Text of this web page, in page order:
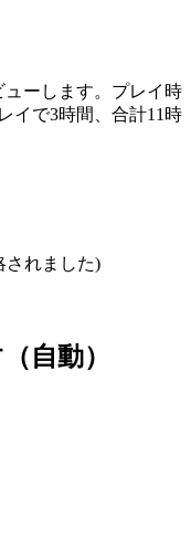
ーします。プレイ時
イで3時間、合計11時
されました)
自動）